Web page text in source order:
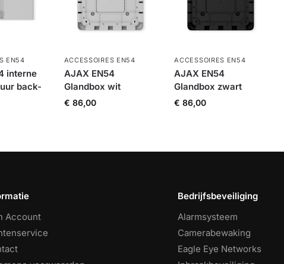
EN54
interne
back-
ACCESSOIRES EN54
AJAX EN54
Glandbox wit
€ 86,00
ACCESSOIRES EN54
AJAX EN54
Glandbox zwart
€ 86,00
Account
Bedrijfsbeveiliging
Alarmsysteem
Camerabewaking
Eagle Eye Networks